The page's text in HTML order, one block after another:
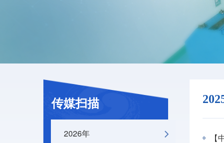
传媒扫描
2026年 【